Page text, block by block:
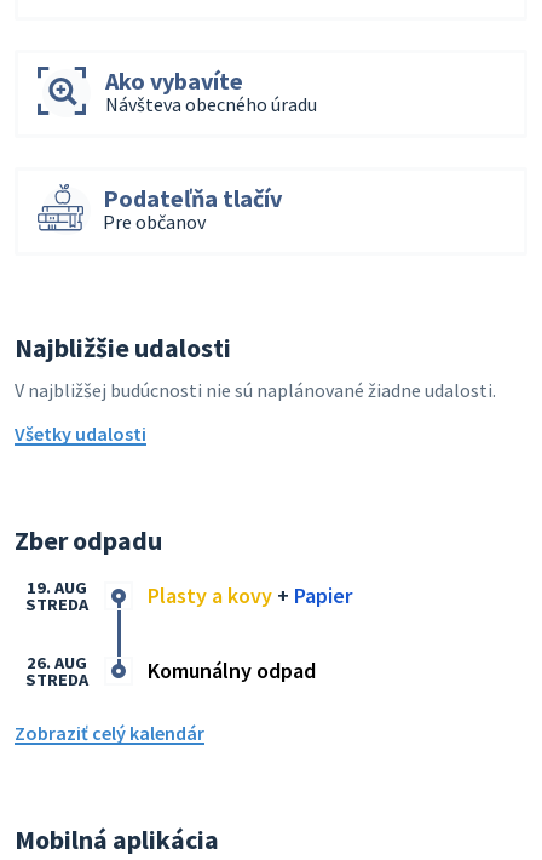
Ako vybavíte
Návšteva obecného úradu
Podateľňa tlačív
Pre občanov
Najbližšie udalosti
V najbližšej budúcnosti nie sú naplánované žiadne udalosti.
Všetky udalosti
Zber odpadu
Plasty a kovy + Papier
19. AUG
STREDA
Komunálny odpad
26. AUG
STREDA
Zobraziť celý kalendár
Mobilná aplikácia